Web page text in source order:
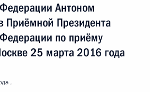
Антоном
Приёмной Президента
по приёму
25 марта 2016 года